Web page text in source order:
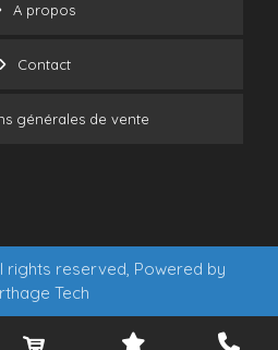
A propos
Contact
générales de vente
rights reserved, Powered by
Tech